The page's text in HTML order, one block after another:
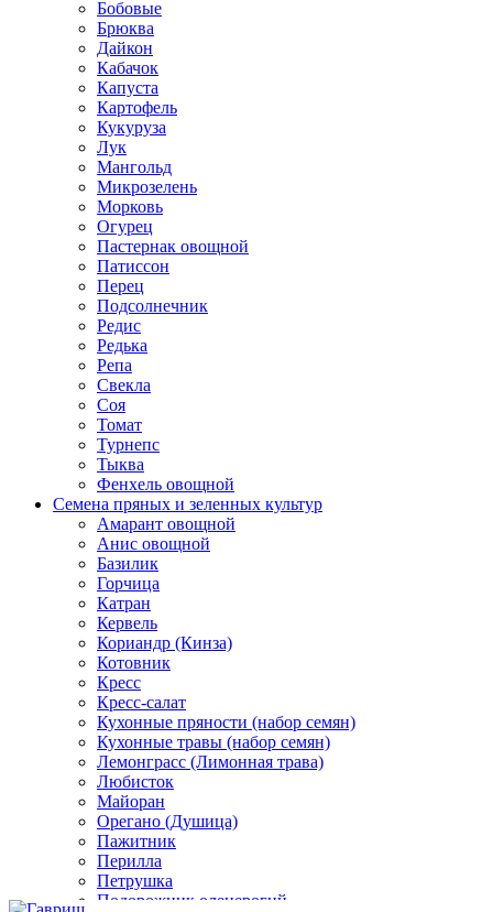
Бобовые
Брюква
Дайкон
Кабачок
Капуста
Картофель
Кукуруза
Лук
Мангольд
Микрозелень
Морковь
Огурец
Пастернак овощной
Патиссон
Перец
Подсолнечник
Редис
Редька
Репа
Свекла
Соя
Томат
Турнепс
Тыква
Фенхель овощной
Семена пряных и зеленных культур
Амарант овощной
Анис овощной
Базилик
Горчица
Катран
Кервель
Кориандр (Кинза)
Котовник
Кресс
Кресс-салат
Кухонные пряности (набор семян)
Кухонные травы (набор семян)
Лемонграсс (Лимонная трава)
Любисток
Майоран
Орегано (Душица)
Пажитник
Перилла
Петрушка
Подорожник оленерогий